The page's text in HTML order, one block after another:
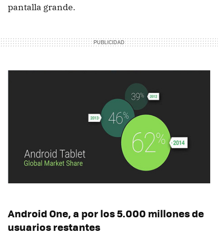
pantalla grande.
Android One, a por los 5.000 millones de
usuarios restantes